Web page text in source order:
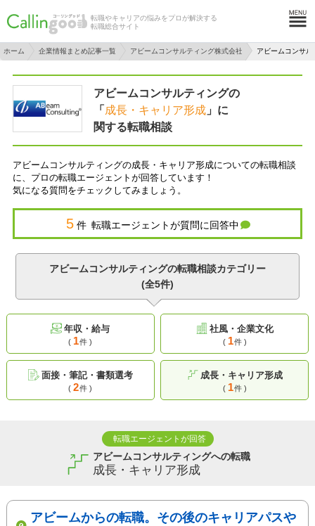
転職やキャリアの悩みをプロが解決する
転職総合サイト
ホーム 企業情報まとめ記事一覧 アビームコンサルティング株式会社 アビームコンサ
アビームコンサルティングの
「 成長・キャリア形成」に
関する転職相談
アビームコンサルティングの成長・キャリア形成についての転職相談
に、プロの転職エージェントが回答しています！
気になる質問をチェックしてみましょう。
5 件 転職エージェントが質問に回答中
アビームコンサルティングの転職相談カテゴリー
(全5件)
年収・給与
( 1件 )
社風・企業文化
( 1件 )
面接・筆記・書類選考
(2件 )
成長・キャリア形成
( 1件 )
転職エージェントが回答
アビームコンサルティングへの転職
成長・キャリア形成
アビームからの転職。その後のキャリアパスや